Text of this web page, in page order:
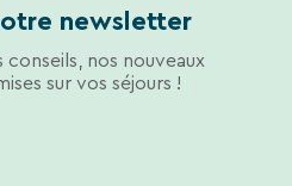
newsletter
nos nouveaux
sur vos séjours !